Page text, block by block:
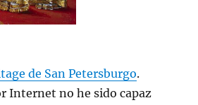
de San Petersburgo.
Internet no he sido capaz